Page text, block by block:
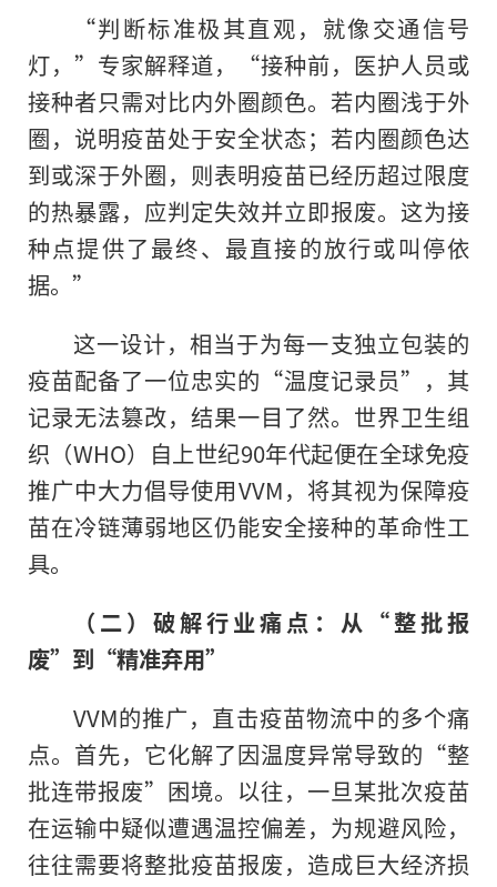
“判断标准极其直观，就像交通信号
灯，”专家解释道，“接种前，医护人员或
接种者只需对比内外圈颜色。若内圈浅于外
圈，说明疫苗处于安全状态；若内圈颜色达
到或深于外圈，则表明疫苗已经历超过限度
的热暴露，应判定失效并立即报废。这为接
种点提供了最终、最直接的放行或叫停依
据。”
这一设计，相当于为每一支独立包装的
疫苗配备了一位忠实的“温度记录员”，其
记录无法篡改，结果一目了然。世界卫生组
织（WHO）自上世纪90年代起便在全球免疫
推广中大力倡导使用VVM，将其视为保障疫
苗在冷链薄弱地区仍能安全接种的革命性工
具。
（二）破解行业痛点：从“整批报
废”到“精准弃用”
VVM的推广，直击疫苗物流中的多个痛
点。首先，它化解了因温度异常导致的“整
批连带报废”困境。以往，一旦某批次疫苗
在运输中疑似遭遇温控偏差，为规避风险，
往往需要将整批疫苗报废，造成巨大经济损